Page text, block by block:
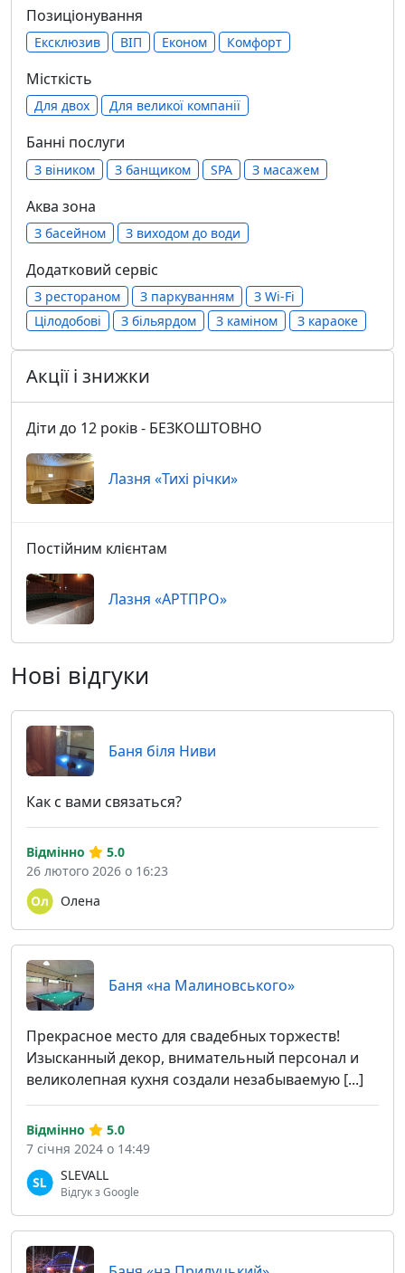
Позиціонування
Ексклюзив ВІП Економ Комфорт
Місткість
Для двох Для великої компанії
Банні послуги
З віником З банщиком SPA З масажем
Аква зона
З басейном З виходом до води
Додатковий сервіс
З рестораном З паркуванням
З Wi-Fi
Цілодобові
З більярдом З каміном З караоке
Акції і знижки
Діти до 12 років - БЕЗКОШТОВНО
Лазня «Тихі річки»
Постійним клієнтам
Лазня «АРТПРО»
Нові відгуки
Баня біля Ниви
Как с вами связаться?
Олена
Відмінно
5.0
26 лютого 2026 о 16:23
Баня «на Малиновського»
Прекрасное место для свадебных торжеств!
Изысканный декор, внимательный персонал и
великолепная кухня создали незабываемую [...]
SLEVALL
Відгук з Google
Відмінно
5.0
7 січня 2024 о 14:49